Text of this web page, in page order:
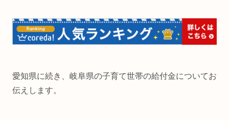
愛知県に続き、岐阜県の子育て世帯の給付金についてお
伝えします。